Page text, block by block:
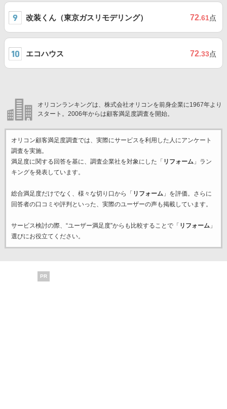
改装くん（東京ガスリモデリング） 72.61点
エコハウス 72.33点
オリコンランキングは、株式会社オリコンを前身企業に1967年より
スタート。2006年からは顧客満足度調査を開始。
オリコン顧客満足度調査では、実際にサービスを利用した 人にアンケート
調査を実施。
満足度に関する回答を基に、調査企業社を対象にした「 リフォーム」ラン
キングを発表しています。
総合満足度だけでなく、様々な切り口から「 リフォーム」を評価。さらに
回答者の口コミや評判といった、実際のユーザーの声も掲載しています。
サービス検討の際、“ユーザー満足度”からも比較することで「 リフォーム」
選びにお役立てください。
PR